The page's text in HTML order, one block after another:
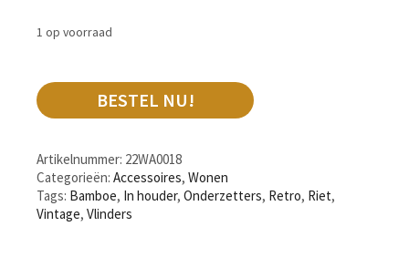
1 op voorraad
BESTEL NU!
Artikelnummer: 22WA0018
Categorieën: Accessoires, Wonen
Tags: Bamboe, In houder, Onderzetters, Retro, Riet,
Vintage, Vlinders